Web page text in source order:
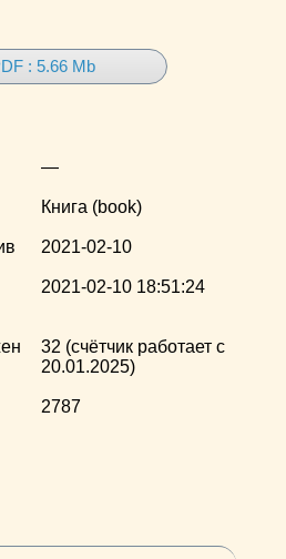
: 5.66 Mb
—
Книга (book)
2021-02-10
2021-02-10 18:51:24
32 (счётчик работает с
20.01.2025)
2787